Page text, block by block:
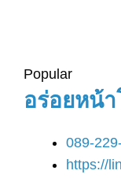
Popular
อร่อยหน้า
089-
https://